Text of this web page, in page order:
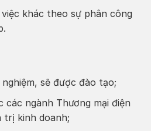
khác theo sự phân công
sẽ được đào tạo;
các ngành Thương mại điện
trị kinh doanh;